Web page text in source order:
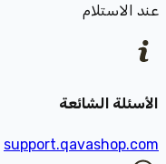
عند الاستلام
الأسئلة الشائعة
support.qavashop.com